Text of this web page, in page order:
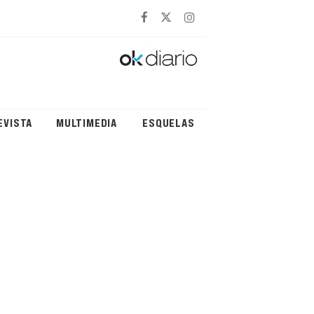
MULTIMEDIA ESQUELAS